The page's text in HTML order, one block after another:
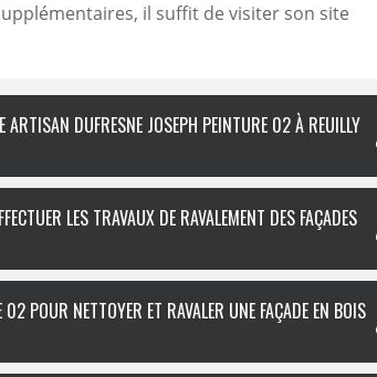
il suffit de visiter son site
ARTISAN DUFRESNE JOSEPH PEINTURE 02 À REUILLY
LES TRAVAUX DE RAVALEMENT DES FAÇADES
POUR NETTOYER ET RAVALER UNE FAÇADE EN BOIS